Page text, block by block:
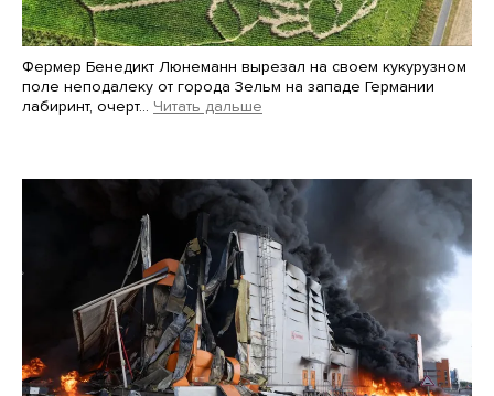
Фермер Бенедикт Люнеманн вырезал на своем кукурузном
поле неподалеку от города Зельм на западе Германии
лабиринт, очерт… Читать дальше